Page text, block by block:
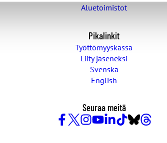
Aluetoimistot
Pikalinkit
Työttömyyskassa
Liity jäseneksi
Svenska
English
Seuraa meitä